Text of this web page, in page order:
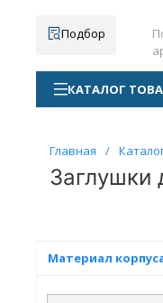
Подбор
КАТАЛОГ
Главная /
Заглушки
Материал